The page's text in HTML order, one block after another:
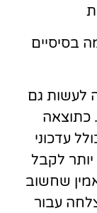
בסיסיים
לעשות גם
כתוצאה
עדכוני
לקבל
שחשוב
עבור